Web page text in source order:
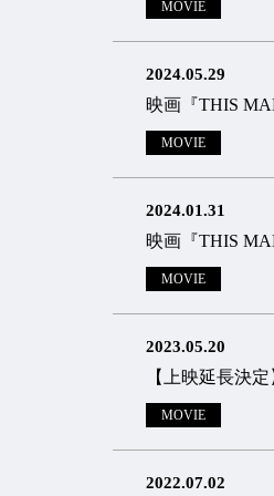
MOVIE
2024.05.29
映画『THIS
MOVIE
2024.01.31
映画『THIS
MOVIE
2023.05.20
【上映延長決
MOVIE
2022.07.02